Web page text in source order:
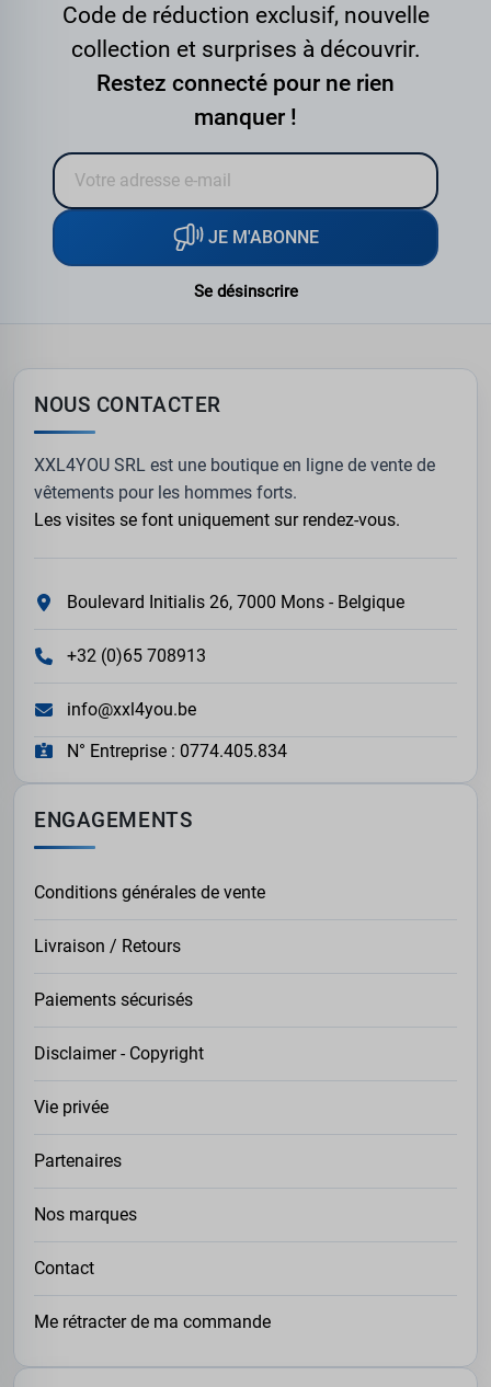
Code de réduction exclusif, nouvelle
collection et surprises à découvrir.
Restez connecté pour ne rien
manquer !
JE M'ABONNE
Se désinscrire
NOUS CONTACTER
XXL4YOU SRL est une boutique en ligne de vente de
vêtements pour les hommes forts.
Les visites se font uniquement sur rendez-vous.
Boulevard Initialis 26, 7000 Mons - Belgique
+32 (0)65 708913
info@xxl4you.be
N° Entreprise : 0774.405.834
ENGAGEMENTS
Conditions générales de vente
Livraison / Retours
Paiements sécurisés
Disclaimer - Copyright
Vie privée
Partenaires
Nos marques
Contact
Me rétracter de ma commande